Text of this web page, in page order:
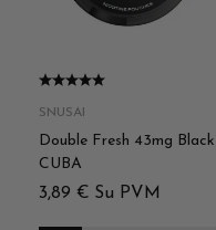
SNUSAI
Double Fresh 43mg Black
CUBA
3,89 € Su PVM